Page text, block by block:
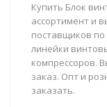
Купить Блок
ассортимент и
поставщиков
линейки
компрессоров.
заказ. Опт и
заказать.